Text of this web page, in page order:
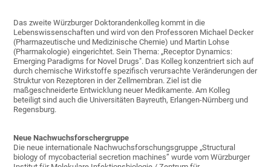
Das zweite Würzburger Doktorandenkolleg kommt in die
Lebenswissenschaften und wird von den Professoren Michael Decker
(Pharmazeutische und Medizinische Chemie) und Martin Lohse
(Pharmakologie) eingerichtet. Sein Thema: „Receptor Dynamics:
Emerging Paradigms for Novel Drugs". Das Kolleg konzentriert sich auf
durch chemische Wirkstoffe spezifisch verursachte Veränderungen der
Struktur von Rezeptoren in der Zellmembran. Ziel ist die
maßgeschneiderte Entwicklung neuer Medikamente. Am Kolleg
beteiligt sind auch die Universitäten Bayreuth, Erlangen-Nürnberg und
Regensburg.
Neue Nachwuchsforschergruppe
Die neue internationale Nachwuchsforschungsgruppe „Structural
biology of mycobacterial secretion machines” wurde vom Würzburger